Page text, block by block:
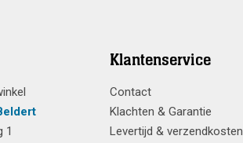
1
Klantenservice
Contact
Klachten & Garantie
Levertijd & verzendkosten